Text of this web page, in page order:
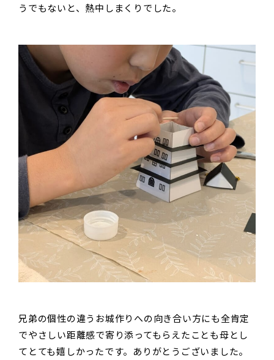
うでもないと、熱中しまくりでした。
兄弟の個性の違うお城作りへの向き合い方にも全肯定
でやさしい距離感で寄り添ってもらえたことも母とし
てとても嬉しかったです。ありがとうございました。